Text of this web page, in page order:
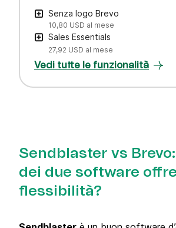
Senza logo Brevo
10,80 USD al mese
Sales Essentials
27,92 USD al mese
Vedi tutte le funzionalità
Sendblaster vs
dei due software
flessibilità?